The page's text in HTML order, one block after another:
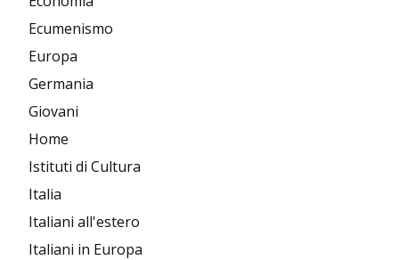
Ecumenismo
Europa
Germania
Giovani
Home
Istituti di Cultura
Italia
Italiani all'estero
Italiani in Europa